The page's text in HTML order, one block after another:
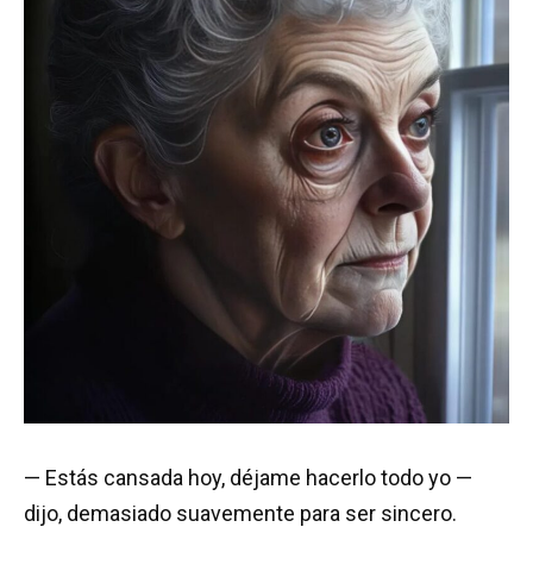
— Estás cansada hoy, déjame hacerlo todo yo —
dijo, demasiado suavemente para ser sincero.